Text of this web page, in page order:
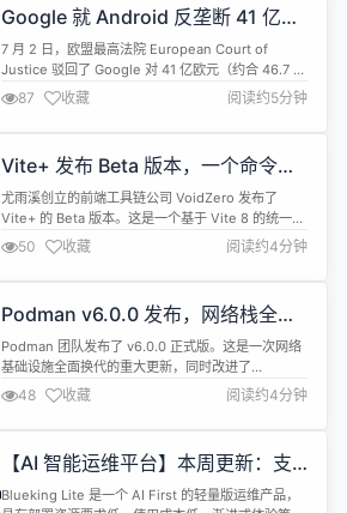
Google 就 Android 反垄断 41 亿欧
元罚单上诉失败，八年拉锯战终结
7 月 2 日，欧盟最高法院 European Court of
Justice 驳回了 Google 对 41 亿欧元（约合 46.7 亿
美元）反垄断罚单的最终上诉。这场自 2018 年起持
续八年的法律拉锯，画上了句号。 案件追溯到 2018
年。欧盟委员会当时裁定 Google 利用 Android 的
机厂商...
87 收藏 阅读约5分钟
Vite+ 发布 Beta 版本，一个命令搞
定前端工具链
尤雨溪创立的前端工具链公司 VoidZero 发布了
Vite+ 的 Beta 版本。这是一个基于 Vite 8 的统一前
端工具链，用一个 vp 命令整合了开发服务器、测
试、构建、检查、打包和任务运行。 Vite+ 从 Alpha
到 Beta 合并了超过 500 个 PR。这次更新的看点：
入输出和环境变量...
50 收藏 阅读约4分钟
Podman v6.0.0 发布，网络栈全面
转向 Netavark 与 nftables
Podman 团队发布了 v6.0.0 正式版。这是一次网络
基础设施全面换代的重大更新，同时改进了
machine 管理、Quadlet 和配置系统。 网络层是本
次升级的核心。Podman 告别了 slirp4netns 和
iptables，全面转向 Netavark、Pasta 和
更意味着网络栈维护...
48 收藏 阅读约4分钟
【AI 智能运维平台】本周更新：支
持对接企业微信机器人，将智能能力
Blueking Lite 是一个 AI First 的轻量版运维产品，